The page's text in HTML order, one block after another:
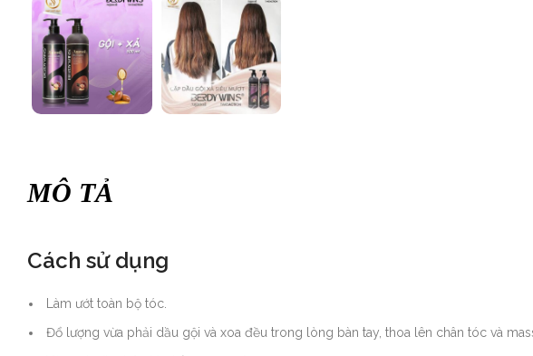
MÔ TẢ
Cách sử dụng
Làm ướt toàn bộ tóc.
Đổ lượng vừa phải dầu gội và xoa đều trong lòng bàn tay, thoa lên chân tóc và